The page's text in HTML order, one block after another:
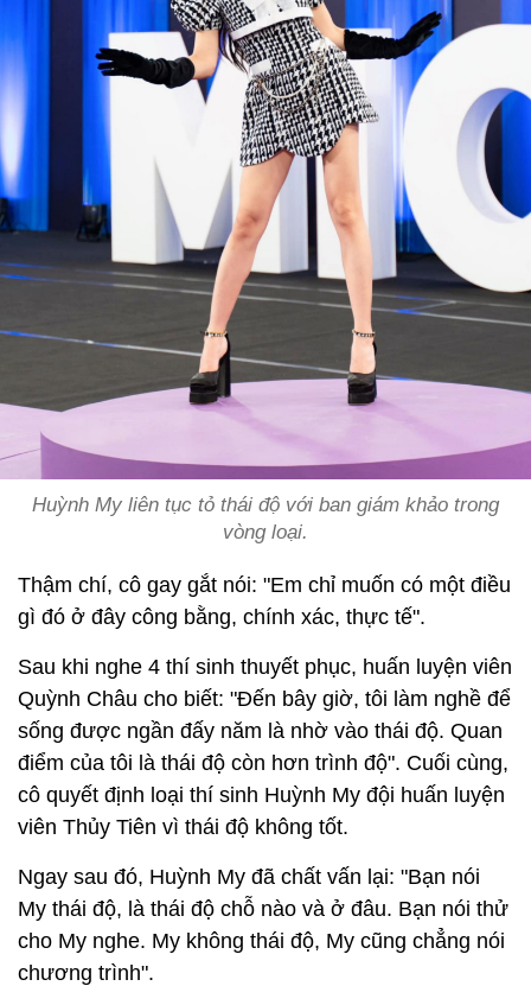
Huỳnh My liên tục tỏ thái độ với ban giám khảo trong
vòng loại.
Thậm chí, cô gay gắt nói: "Em chỉ muốn có một điều
gì đó ở đây công bằng, chính xác, thực tế".
Sau khi nghe 4 thí sinh thuyết phục, huấn luyện viên
Quỳnh Châu cho biết: "Đến bây giờ, tôi làm nghề để
sống được ngần đấy năm là nhờ vào thái độ. Quan
điểm của tôi là thái độ còn hơn trình độ". Cuối cùng,
cô quyết định loại thí sinh Huỳnh My đội huấn luyện
viên Thủy Tiên vì thái độ không tốt.
Ngay sau đó, Huỳnh My đã chất vấn lại: "Bạn nói
My thái độ, là thái độ chỗ nào và ở đâu. Bạn nói thử
cho My nghe. My không thái độ, My cũng chẳng nói
chương trình".